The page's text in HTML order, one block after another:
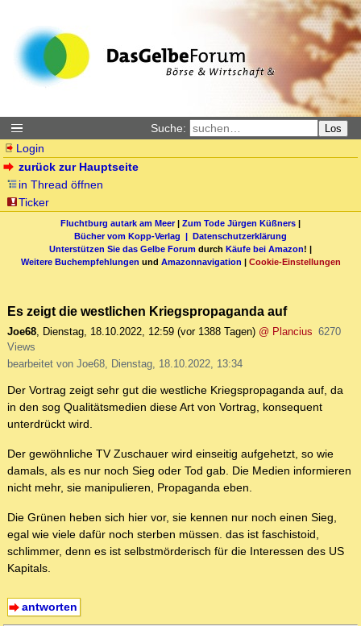
Suche: Los
Login
zurück zur Hauptseite
in Thread öffnen
Ticker
Fluchtburg autark am Meer| Zum Tode Jürgen Küßners |
Bücher vom Kopp-Verlag | Datenschutzerklärung
Unterstützen Sie das Gelbe Forum durch Käufe bei Amazon! |
Weitere Buchempfehlungen und Amazonnavigation | Cookie-Einstellungen
Es zeigt die westlichen Kriegspropaganda auf
Joe68, Dienstag, 18.10.2022, 12:59 (vor 1388 Tagen) @ Plancius 6270
Views
bearbeitet von Joe68, Dienstag, 18.10.2022, 13:34
Der Vortrag zeigt sehr gut die westliche Kriegspropaganda auf, da
in den sog Qualitätsmedien diese Art von Vortrag, konsequent
unterdrückt wird.
Der gewöhnliche TV Zuschauer wird einseitig aufgehetzt, so wie
damals, als es nur noch Sieg oder Tod gab. Die Medien informieren
nicht mehr, sie manipulieren, Propaganda eben.
Die Grünen heben sich hier vor, sie kennen nur noch einen Sieg,
egal wie viele dafür noch sterben müssen. das ist faschistoid,
schlimmer, denn es ist selbstmörderisch für die Interessen des US
Kapitals.
antworten